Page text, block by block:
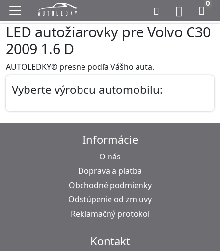
0
LED autožiarovky pre Volvo C30
2009 1.6 D
AUTOLEDKY® presne podľa Vášho auta.
Vyberte výrobcu automobilu:
Informácie
O nás
Doprava a platba
Obchodné podmienky
Odstúpenie od zmluvy
Reklamačný protokol
Kontakt